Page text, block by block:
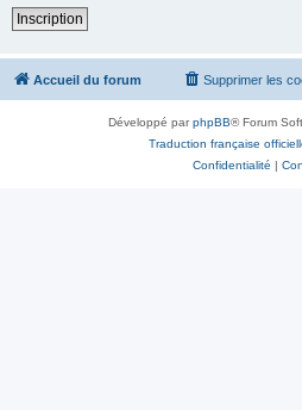
Inscription
Accueil du forum Supprimer les
Développé parphpBB® Forum
Traduction française
Confidentialité |